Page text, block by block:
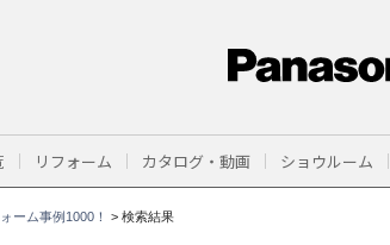
リフォーム カタログ・動画 ショウルーム
ーム事例1000！ > 検索結果